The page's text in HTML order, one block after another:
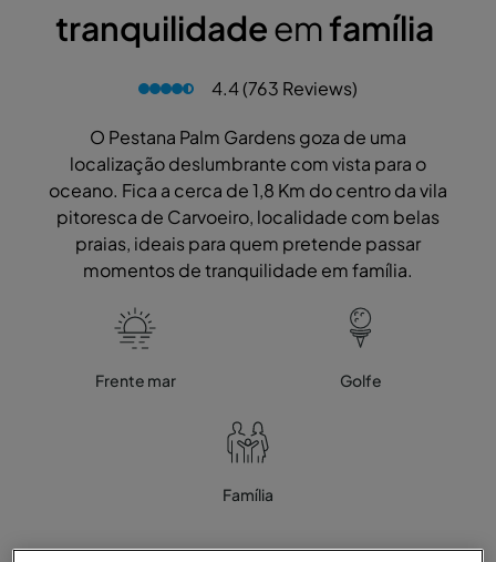
tranquilidadeemfamília
4.4 (763 Reviews)
O Pestana Palm Gardens goza de uma
localização deslumbrante com vista para o
oceano. Fica a cerca de 1,8 Km do centro da vila
pitoresca de Carvoeiro, localidade com belas
praias, ideais para quem pretende passar
momentos de tranquilidade em família.
Frente mar Golfe
Família